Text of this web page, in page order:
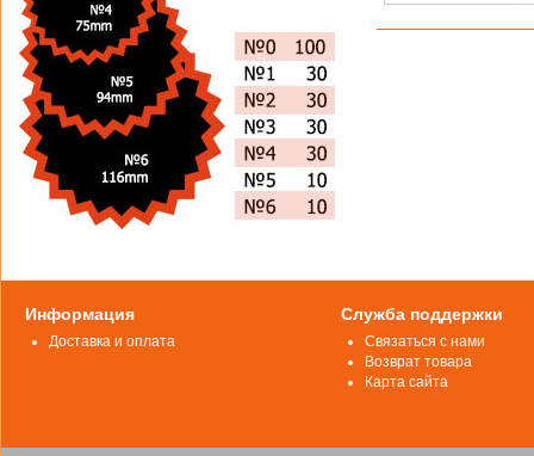
Информация
Доставка и оплата
Служба поддержки
Связаться с нами
Возврат товара
Карта сайта